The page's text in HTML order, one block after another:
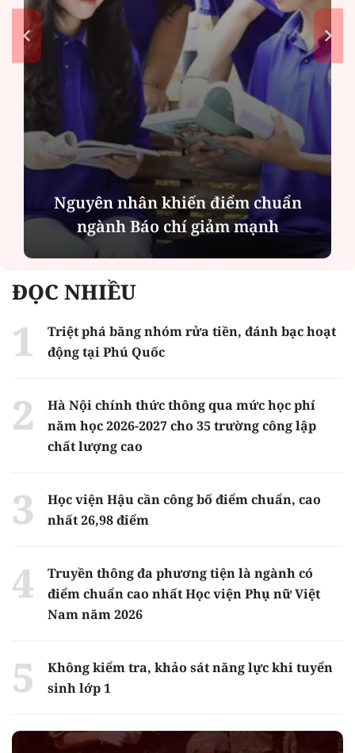
Nguyên nhân khiến điểm chuẩn
ngành Báo chí giảm mạnh
ĐỌC NHIỀU
Triệt phá băng nhóm rửa tiền, đánh bạc hoạt
động tại Phú Quốc
Hà Nội chính thức thông qua mức học phí
năm học 2026-2027 cho 35 trường công lập
chất lượng cao
Học viện Hậu cần công bố điểm chuẩn, cao
nhất 26,98 điểm
Truyền thông đa phương tiện là ngành có
điểm chuẩn cao nhất Học viện Phụ nữ Việt
Nam năm 2026
Không kiểm tra, khảo sát năng lực khi tuyển
sinh lớp 1